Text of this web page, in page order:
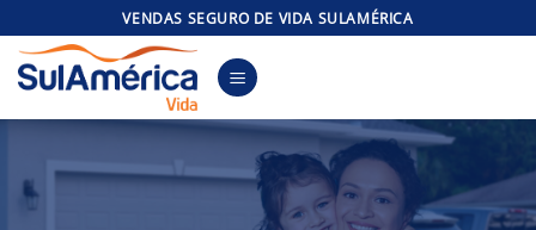
to
content
VENDAS SEGURO DE VIDA SULAMÉRICA